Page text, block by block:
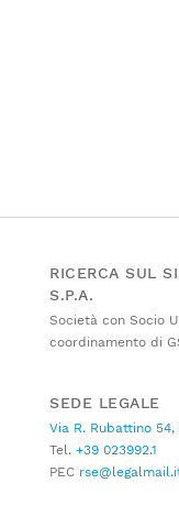
RICERCA SUL
S.P.A.
Società con Socio
coordinamento di
SEDE LEGALE
Via R. Rubattino 54,
Tel. +39 023992.1
PEC